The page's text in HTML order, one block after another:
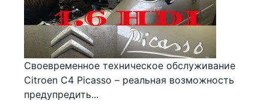
Своевременное техническое обслуживание
Citroen С4 Picasso – реальная возможность
предупредить...